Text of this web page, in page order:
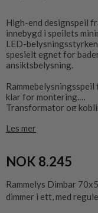
High-end designspeil
innebygd i speilets
LED-
spesielt egnet for
ansiktsbelysning.
klar for montering.
Transformator og
speilet i den andre
CE-merket og IP44-
Les mer
NOK 8.245
Rammelys Dimbar
dimmer i ett, med